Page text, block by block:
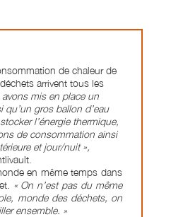
de chaleur de
arrivent tous les
avons mis en place un
qu’un gros ballon d’eau
l’énergie thermique,
de consommation ainsi
et jour/nuit »,
en même temps dans
« On n’est pas du même
monde des déchets, on
ensemble. »